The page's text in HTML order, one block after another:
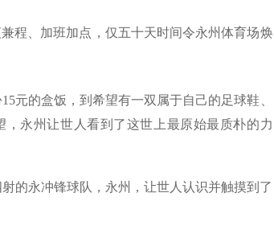
程、加班加点，仅五十天时间令永州体育场焕
15元的盒饭，到希望有一双属于自己的足球鞋、
永州让世人看到了这世上最原始最质朴的力
的永冲锋球队，永州，让世人认识并触摸到了